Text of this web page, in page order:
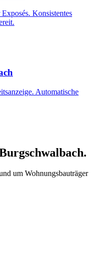
Konsistentes
Automatische
um Wohnungsbauträger